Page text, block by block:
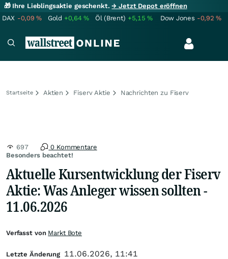
🎁 Ihre Lieblingsaktie geschenkt.→ Jetzt Depot eröffnen
DAX -0,09% Gold +0,64% Öl (Brent) +5,15% Dow Jones -0,92%
Startseite Aktien Fiserv Aktie Nachrichten zu Fiserv
Besonders beachtet!
697 0 Kommentare
Aktuelle Kursentwicklung der Fiserv
Aktie: Was Anleger wissen sollten -
11.06.2026
Verfasst von Markt Bote
Letzte Änderung 11.06.2026, 11:41